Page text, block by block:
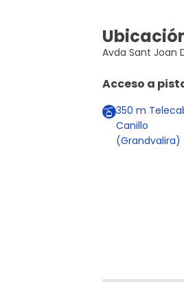
Avda Sant Joan
Acceso a
350m
Canillo
(Grandvalira)